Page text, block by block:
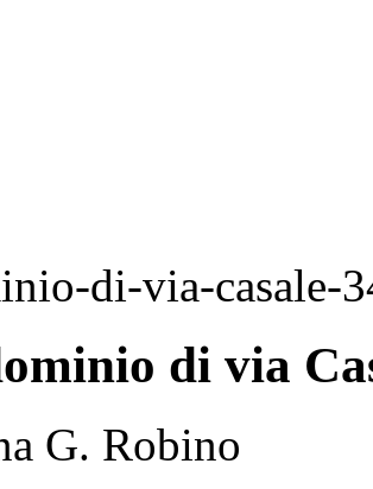
di-via-casale-
di via
G. Robino